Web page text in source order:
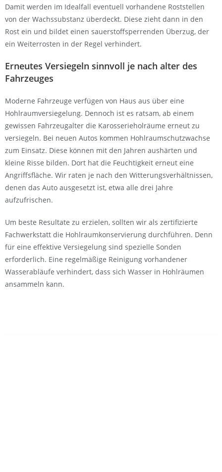
Damit werden im Idealfall eventuell vorhandene Roststellen
von der Wachssubstanz überdeckt. Diese zieht dann in den
Rost ein und bildet einen sauerstoffsperrenden Überzug, der
ein Weiterrosten in der Regel verhindert.
Erneutes Versiegeln sinnvoll je nach alter des
Fahrzeuges
Moderne Fahrzeuge verfügen von Haus aus über eine
Hohlraumversiegelung. Dennoch ist es ratsam, ab einem
gewissen Fahrzeugalter die Karosserieholräume erneut zu
versiegeln. Bei neuen Autos kommen Hohlraumschutzwachse
zum Einsatz. Diese können mit den Jahren aushärten und
kleine Risse bilden. Dort hat die Feuchtigkeit erneut eine
Angriffsfläche. Wir raten je nach den Witterungsverhältnissen,
denen das Auto ausgesetzt ist, etwa alle drei Jahre
aufzufrischen.
Um beste Resultate zu erzielen, sollten wir als zertifizierte
Fachwerkstatt die Hohlraumkonservierung durchführen. Denn
für eine effektive Versiegelung sind spezielle Sonden
erforderlich. Eine regelmäßige Reinigung vorhandener
Wasserabläufe verhindert, dass sich Wasser in Hohlräumen
ansammeln kann.